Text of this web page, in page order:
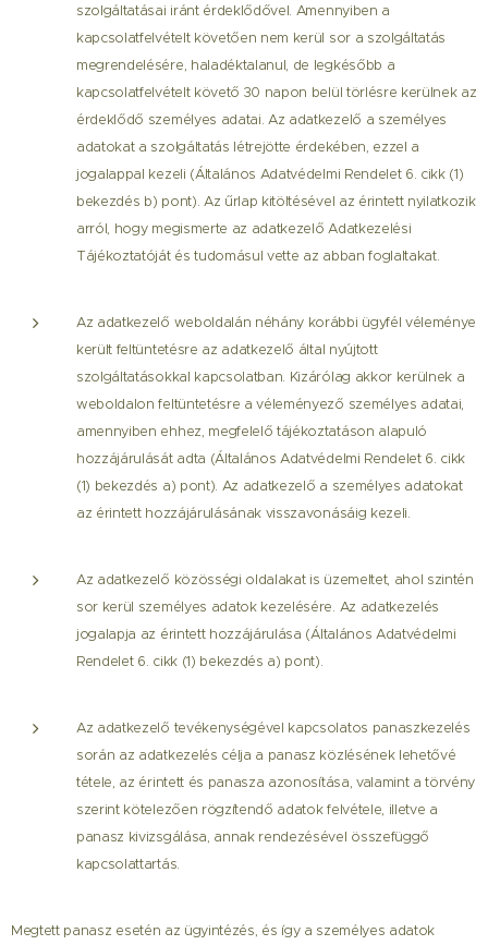
szolgáltatásai iránt érdeklődővel. Amennyiben a
kapcsolatfelvételt követően nem kerül sor a szolgáltatás
megrendelésére, haladéktalanul, de legkésőbb a
kapcsolatfelvételt követő 30 napon belül törlésre kerülnek az
érdeklődő személyes adatai. Az adatkezelő a személyes
adatokat a szolgáltatás létrejötte érdekében, ezzel a
jogalappal kezeli (Általános Adatvédelmi Rendelet 6. cikk (1)
bekezdés b) pont). Az űrlap kitöltésével az érintett nyilatkozik
arról, hogy megismerte az adatkezelő Adatkezelési
Tájékoztatóját és tudomásul vette az abban foglaltakat.
Az adatkezelő weboldalán néhány korábbi ügyfél véleménye
került feltüntetésre az adatkezelő által nyújtott
szolgáltatásokkal kapcsolatban. Kizárólag akkor kerülnek a
weboldalon feltüntetésre a véleményező személyes adatai,
amennyiben ehhez, megfelelő tájékoztatáson alapuló
hozzájárulását adta (Általános Adatvédelmi Rendelet 6. cikk
(1) bekezdés a) pont). Az adatkezelő a személyes adatokat
az érintett hozzájárulásának visszavonásáig kezeli.
Az adatkezelő közösségi oldalakat is üzemeltet, ahol szintén
sor kerül személyes adatok kezelésére. Az adatkezelés
jogalapja az érintett hozzájárulása (Általános Adatvédelmi
Rendelet 6. cikk (1) bekezdés a) pont).
Az adatkezelő tevékenységével kapcsolatos panaszkezelés
során az adatkezelés célja a panasz közlésének lehetővé
tétele, az érintett és panasza azonosítása, valamint a törvény
szerint kötelezően rögzítendő adatok felvétele, illetve a
panasz kivizsgálása, annak rendezésével összefüggő
kapcsolattartás.
Megtett panasz esetén az ügyintézés, és így a személyes adatok